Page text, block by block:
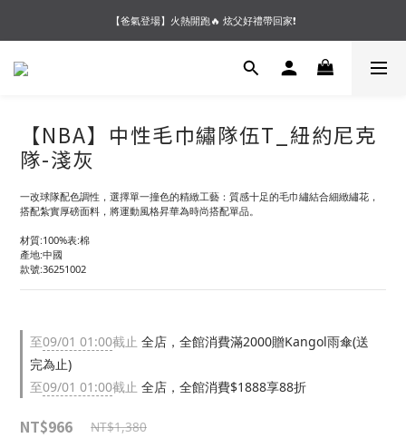
【夏末OUTLET】專區全面5折起❗超值入手就趁現在🔥
【爸氣登場】火熱開跑🔥 炫父好禮帶回家❗
【會員好禮】加入會員送$200購物金❗多重好禮等你加入領取 ❗
【NBA】中性毛巾繡隊伍T_紐約尼克
隊-淺灰
一改球隊配色調性，選擇單一撞色的精緻工藝：質感十足的毛巾繡結合細緻繡花，
搭配紮實厚磅面料，將運動風格昇華為時尚搭配單品。
材質:100%表:棉
產地:中國
款號:36251002
至09/01 01:00截止 全店，全館消費滿2000贈Kangol雨傘(送
完為止)
至09/01 01:00截止 全店，全館消費$1888享88折
NT$966 NT$1,380